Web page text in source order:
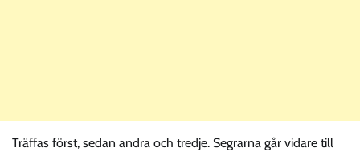
Träffas först, sedan andra och tredje. Segrarna går vidare till